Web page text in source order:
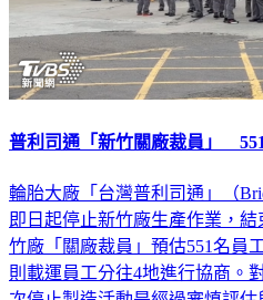
普利司通「新竹關廠裁員」
輪胎大廠「台灣普利司通」（
即日起停止新竹廠生產作業，
竹廠「關廠裁員」預估551名員
則載運員工分往4地進行協商。